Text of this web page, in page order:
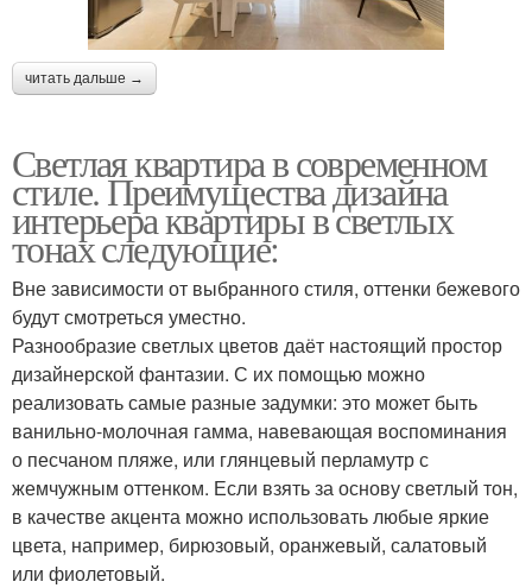
читать дальше →
Светлая квартира в современном
стиле. Преимущества дизайна
интерьера квартиры в светлых
тонах следующие:
Вне зависимости от выбранного стиля, оттенки бежевого
будут смотреться уместно.
Разнообразие светлых цветов даёт настоящий простор
дизайнерской фантазии. С их помощью можно
реализовать самые разные задумки: это может быть
ванильно-молочная гамма, навевающая воспоминания
о песчаном пляже, или глянцевый перламутр с
жемчужным оттенком. Если взять за основу светлый тон,
в качестве акцента можно использовать любые яркие
цвета, например, бирюзовый, оранжевый, салатовый
или фиолетовый.